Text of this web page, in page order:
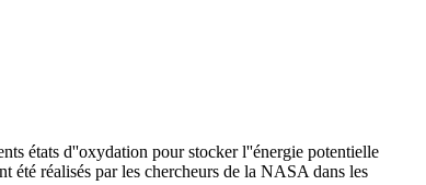
états d''oxydation pour stocker l''énergie potentielle
été réalisés par les chercheurs de la NASA dans les